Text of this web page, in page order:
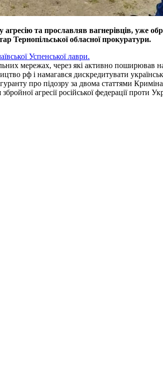
та прославляв вагнерівців, уже
Тернопільської обласної прокуратури.
Успенської лаври.
мережах, через які активно поширював
рф і намагався дискредитувати
про підозру за двома статтями
агресії російської федерації проти